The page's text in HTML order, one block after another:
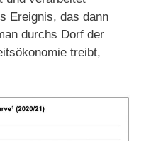
Ereignis, das dann
durchs Dorf der
treibt,